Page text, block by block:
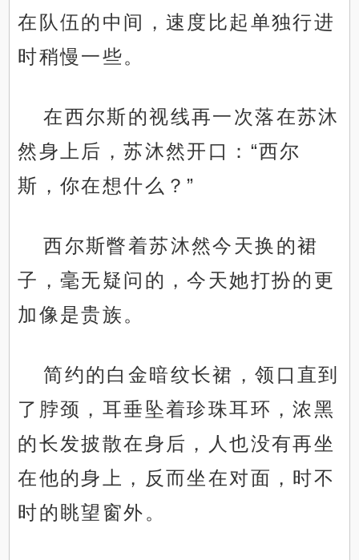
在队伍的中间，速度比起单独行进
时稍慢一些。
在西尔斯的视线再一次落在苏沐
然身上后，苏沐然开口：“西尔
斯，你在想什么？”
西尔斯瞥着苏沐然今天换的裙
子，毫无疑问的，今天她打扮的更
加像是贵族。
简约的白金暗纹长裙，领口直到
了脖颈，耳垂坠着珍珠耳环，浓黑
的长发披散在身后，人也没有再坐
在他的身上，反而坐在对面，时不
时的眺望窗外。